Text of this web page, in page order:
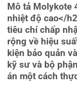
Mô tả Molykote
nhiệt độ cao</
tiêu chí chấp
rộng về hiệu
kiện bảo quản
kỹ sư và bộ
án một cách